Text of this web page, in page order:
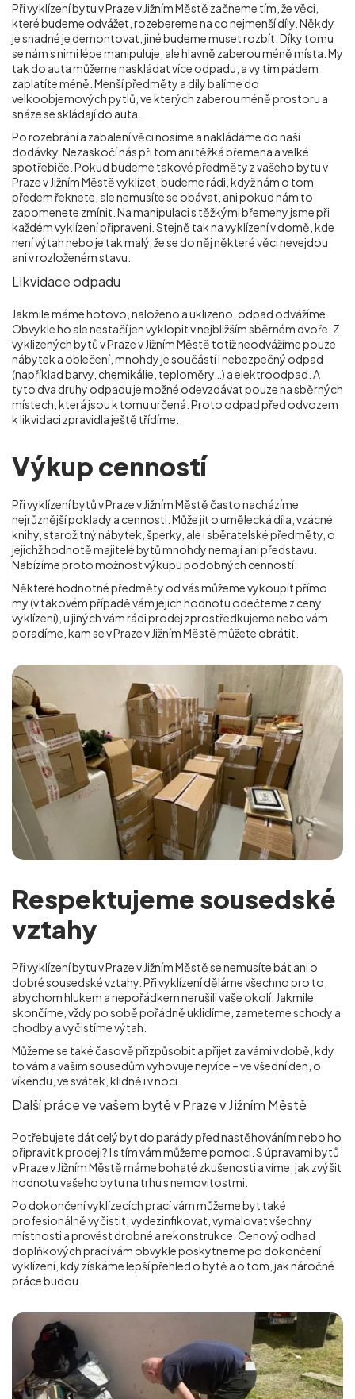
Při vyklízení bytu v Praze v Jižním Městě začneme tím, že věci,
které budeme odvážet, rozebereme na co nejmenší díly. Někdy
je snadné je demontovat, jiné budeme muset rozbít. Díky tomu
se nám s nimi lépe manipuluje, ale hlavně zaberou méně místa. My
tak do auta můžeme naskládat více odpadu, a vy tím pádem
zaplatíte méně. Menší předměty a díly balíme do
velkoobjemových pytlů, ve kterých zaberou méně prostoru a
snáze se skládají do auta.
Po rozebrání a zabalení věci nosíme a nakládáme do naší
dodávky. Nezaskočí nás při tom ani těžká břemena a velké
spotřebiče. Pokud budeme takové předměty z vašeho bytu v
Praze v Jižním Městě vyklízet, budeme rádi, když nám o tom
předem řeknete, ale nemusíte se obávat, ani pokud nám to
zapomenete zmínit. Na manipulaci s těžkými břemeny jsme při
každém vyklízení připraveni. Stejně tak navyklízení v domě , kde
není výtah nebo je tak malý, že se do něj některé věci nevejdou
ani v rozloženém stavu.
Likvidace odpadu
Jakmile máme hotovo, naloženo a uklizeno, odpad odvážíme.
Obvykle ho ale nestačí jen vyklopit v nejbližším sběrném dvoře. Z
vyklizených bytů v Praze v Jižním Městě totiž neodvážíme pouze
nábytek a oblečení, mnohdy je součástí i nebezpečný odpad
(například barvy, chemikálie, teploměry…) a elektroodpad. A
tyto dva druhy odpadu je možné odevzdávat pouze na sběrných
místech, která jsou k tomu určená. Proto odpad před odvozem
k likvidaci zpravidla ještě třídíme.
Výkup cenností
Při vyklízení bytů v Praze v Jižním Městě často nacházíme
nejrůznější poklady a cennosti. Může jít o umělecká díla, vzácné
knihy, starožitný nábytek, šperky, ale i sběratelské předměty, o
jejichž hodnotě majitelé bytů mnohdy nemají ani představu.
Nabízíme proto možnost výkupu podobných cenností.
Některé hodnotné předměty od vás můžeme vykoupit přímo
my (v takovém případě vám jejich hodnotu odečteme z ceny
vyklízení), u jiných vám rádi prodej zprostředkujeme nebo vám
poradíme, kam sev Praze v Jižním Městěmůžete obrátit.
Respektujeme sousedské
vztahy
Přivyklízení bytuv Praze v Jižním Městě se nemusíte bát ani o
dobré sousedské vztahy. Při vyklízení děláme všechno pro to,
abychom hlukem a nepořádkem nerušili vaše okolí. Jakmile
skončíme, vždy po sobě pořádně uklidíme, zameteme schody a
chodby a vyčistíme výtah.
Můžeme se také časově přizpůsobit a přijet za vámi v době, kdy
to vám a vašim sousedům vyhovuje nejvíce – ve všední den, o
víkendu, ve svátek, klidně i v noci.
Další práce ve vašem bytě v Praze v Jižním Městě
Potřebujete dát celý byt do parády před nastěhováním nebo ho
připravit k prodeji? I s tím vám můžeme pomoci. S úpravami bytů
v Praze v Jižním Městě máme bohaté zkušenosti a víme, jak zvýšit
hodnotu vašeho bytu na trhu s nemovitostmi.
Po dokončení vyklízecích prací vám můžeme byt také
profesionálně vyčistit, vydezinfikovat, vymalovat všechny
místnosti a provést drobné a rekonstrukce. Cenový odhad
doplňkových prací vám obvykle poskytneme po dokončení
vyklízení, kdy získáme lepší přehled o bytě a o tom, jak náročné
práce budou.